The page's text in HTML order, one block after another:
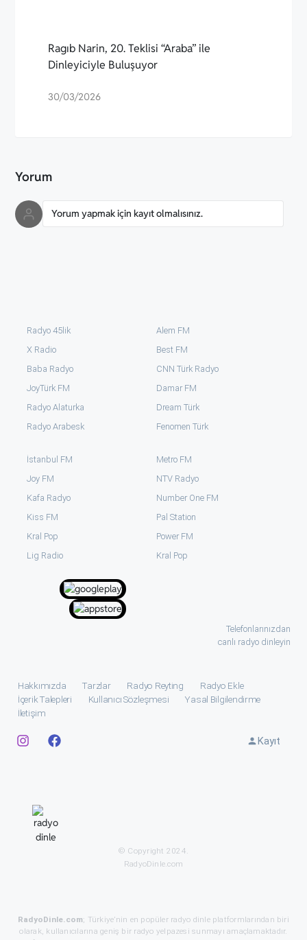
Ragıb Narin, 20. Teklisi “Araba” ile
Dinleyiciyle Buluşuyor
30/03/2026
Yorum
Yorum yapmak için kayıt olmalısınız.
Radyo 45lik
X Radio
Baba Radyo
JoyTürk FM
Radyo Alaturka
Radyo Arabesk
Alem FM
Best FM
CNN Türk Radyo
Damar FM
Dream Türk
Fenomen Türk
İstanbul FM
Joy FM
Kafa Radyo
Kiss FM
Kral Pop
⁠Lig Radio
Metro FM
NTV Radyo
Number One FM
Pal Station
Power FM
Kral Pop
Telefonlarınızdan
canlı radyo dinleyin
Hakkımızda Tarzlar Radyo Reyting
Radyo Ekle
İçerik Talepleri
Kullanıcı Sözleşmesi
Yasal Bilgilendirme
İletişim
Kayıt
© Copyright 2024.
RadyoDinle.com
RadyoDinle.com; Türkiye’nin en popüler radyo dinle platformlarından biri
olarak, kullanıcılarına geniş bir radyo yelpazesi sunmayı amaçlamaktadır.